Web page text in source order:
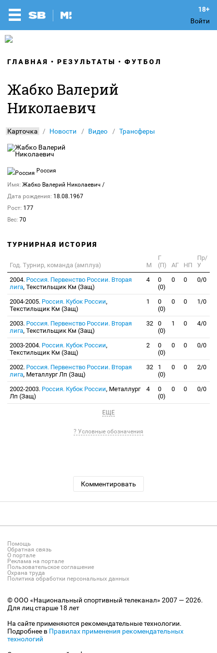
Войти
ГЛАВНАЯ РЕЗУЛЬТАТЫ ФУТБОЛ
Жабко Валерий
Николаевич
Карточка Новости Видео Трансферы
Россия
Имя: Жабко Валерий Николаевич /
Дата рождения: 18.08.1967
Рост: 177
Вес: 70
ТУРНИРНАЯ ИСТОРИЯ
Год. Турнир, команда (амплуа) М
Г
(П)
АГ НП
Пр/
У
2004. Россия. Первенство России. Вторая
лига, Текстильщик Км (Защ)
4
0
(0)
0 0 0/0
2004-2005. Россия. Кубок России,
Текстильщик Км (Защ)
1
0
(0)
0 0 1/0
2003. Россия. Первенство России. Вторая
лига, Текстильщик Км (Защ)
32
0
(0)
1 0 4/0
2003-2004. Россия. Кубок России,
Текстильщик Км (Защ)
2
0
(0)
0 0 0/0
2002. Россия. Первенство России. Вторая
лига, Металлург Лп (Защ)
32
1
(0)
0 0 2/0
2002-2003. Россия. Кубок России, Металлург
Лп (Защ)
4
0
(0)
0 0 0/0
ЕЩЕ
? Условные обозначения
Комментировать
Помощь
Обратная связь
О портале
Реклама на портале
Пользовательское соглашение
Охрана труда
Политика обработки персональных данных
© ООО «Национальный спортивный телеканал» 2007 — 2026.
Для лиц старше 18 лет
На сайте применяются рекомендательные технологии.
Подробнее в Правилах применения рекомендательных
технологий